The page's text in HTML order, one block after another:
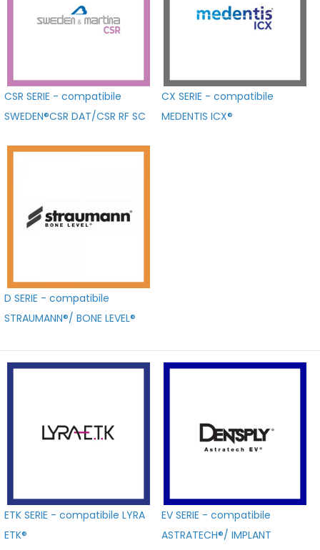
CSR SERIE - compatibile
SWEDEN®CSR DAT/CSR RF SC
CX SERIE - compatibile
MEDENTIS ICX®
D SERIE - compatibile
STRAUMANN®/ BONE LEVEL®
ETK SERIE - compatibile LYRA
ETK®
EV SERIE - compatibile
ASTRATECH®/ IMPLANT